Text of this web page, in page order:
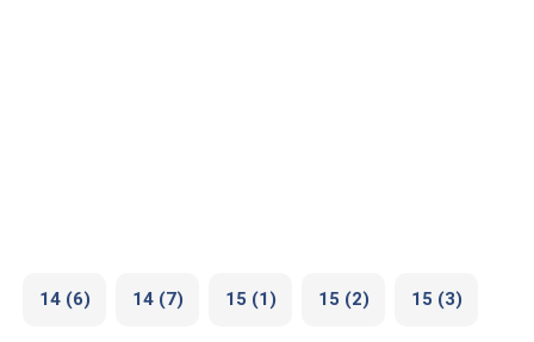
14 (6) 14 (7) 15 (1) 15 (2) 15 (3)